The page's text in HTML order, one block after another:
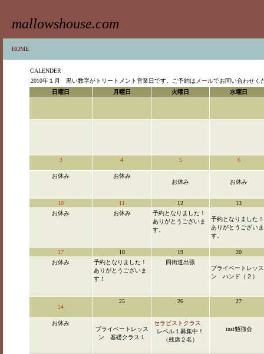
mallowshouse.com
HOME
CALENDER
2010年１月
黒い数字がトリートメント営業日です。ご予約は メールでお問い合わせく
日曜日
月曜日 火曜日 水曜日
3 4 5 6
お休み
お休み
お休み
お休み
10 11 12
13
お休み
お休み
予約となりました！
ありがとうございま
す。
予約となりました！
ありがとうございま
す。
17 18 19
20
お休み
予約となりました！
ありがとうございま
す！
四街道出張
プライベートレッス
ン ハンド（２）
24
25 26 27
お休み
プライベートレッス
ン 基礎クラス１
セラピストクラス
レベル１募集中！
（残席２名）
inst勉強会